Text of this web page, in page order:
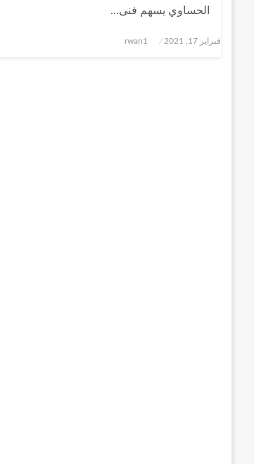
الحساوي يسهم فنى…
نُشر
فبراير 17, 2021 rwan1